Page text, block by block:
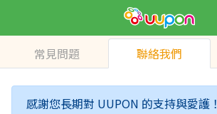
常見問題 聯絡我們
感謝您長期對 UUPON 的支持與愛護！